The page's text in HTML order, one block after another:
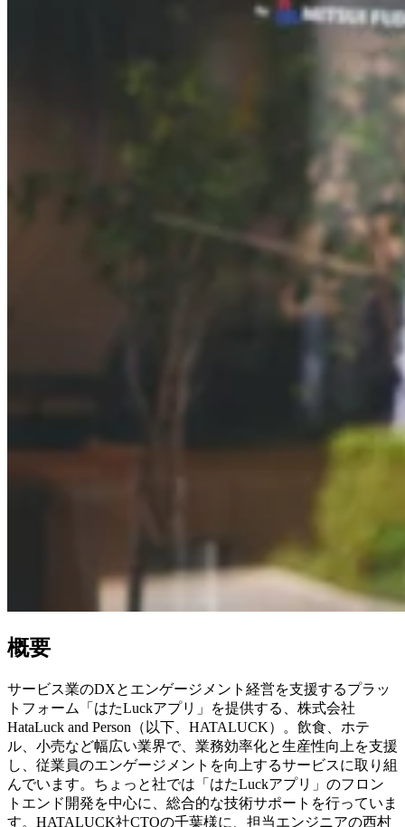
概要
サービス業のDXとエンゲージメント経営を支援するプラッ
トフォーム「はたLuckアプリ」を提供する、株式会社
HataLuck and Person（以下、HATALUCK）。飲食、ホテ
ル、小売など幅広い業界で、業務効率化と生産性向上を支援
し、従業員のエンゲージメントを向上するサービスに取り組
んでいます。ちょっと社では「はたLuckアプリ」のフロン
トエンド開発を中心に、総合的な技術サポートを行っていま
す。HATALUCK社CTOの千葉様に、担当エンジニアの西村